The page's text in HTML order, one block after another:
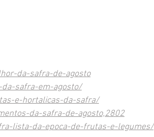
da-safra-de-agosto
safra-em-agosto/
e-hortalicas-da-safra/
da-safra-de-agosto,2802
lista-da-epoca-de-frutas-e-legumes/